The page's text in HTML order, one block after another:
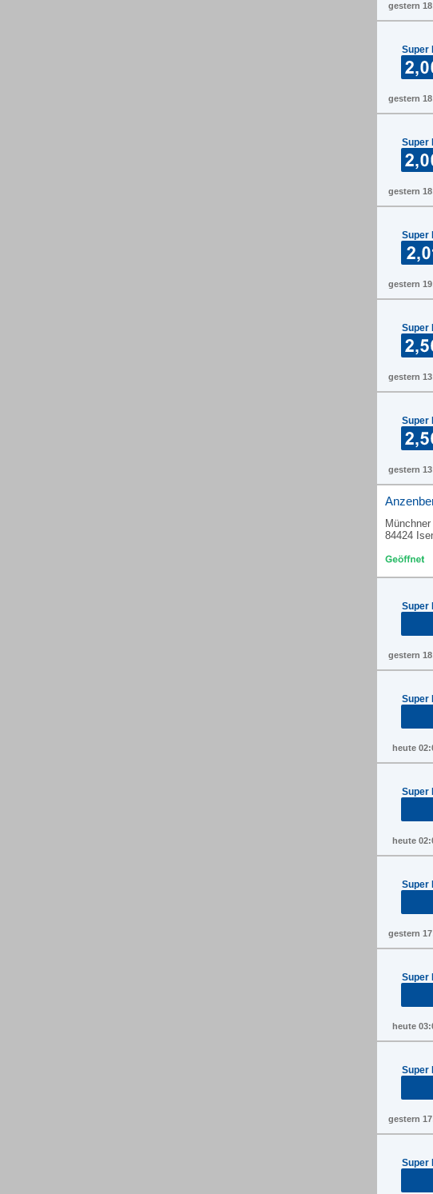
gestern
Super
gestern
Super
gestern
Super
gestern
Super
gestern
Super
gestern
84424
Super
gestern
Super
heute
Super
heute
Super
gestern
Super
heute
Super
gestern
Super